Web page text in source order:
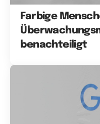
Farbige
benachteiligt